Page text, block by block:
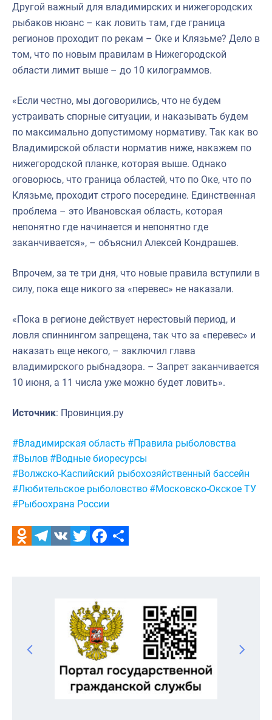
Другой важный для владимирских и нижегородских
рыбаков нюанс – как ловить там, где граница
регионов проходит по рекам – Оке и Клязьме? Дело в
том, что по новым правилам в Нижегородской
области лимит выше – до 10 килограммов.
«Если честно, мы договорились, что не будем
устраивать спорные ситуации, и наказывать будем
по максимально допустимому нормативу. Так как во
Владимирской области норматив ниже, накажем по
нижегородской планке, которая выше. Однако
оговорюсь, что граница областей, что по Оке, что по
Клязьме, проходит строго посередине. Единственная
проблема – это Ивановская область, которая
непонятно где начинается и непонятно где
заканчивается», – объяснил Алексей Кондрашев.
Впрочем, за те три дня, что новые правила вступили в
силу, пока еще никого за «перевес» не наказали.
«Пока в регионе действует нерестовый период, и
ловля спиннингом запрещена, так что за «перевес» и
наказать еще некого, – заключил глава
владимирского рыбнадзора. – Запрет заканчивается
10 июня, а 11 числа уже можно будет ловить».
Источник: Провинция.ру
Метки:
#Владимирская область #Правила рыболовства
#Вылов #Водные биоресурсы
#Волжско-Каспийский рыбохозяйственный бассейн
#Любительское рыболовство #Московско-Окское ТУ
#Рыбоохрана России